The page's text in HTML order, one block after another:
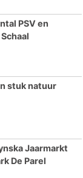
PSV en
stuk natuur
Jaarmarkt
De Parel